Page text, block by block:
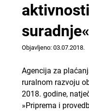
suradnje«
Objavljeno: 03.07.2018.
Agencija za
ruralnom razvoju
2018. godine,
»Priprema i